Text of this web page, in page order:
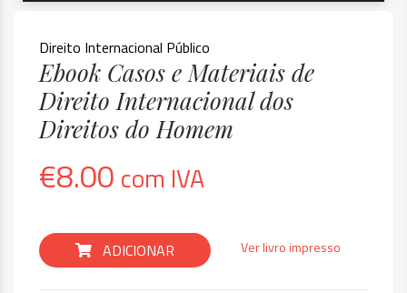
Direito Internacional Público
Ebook Casos e Materiais de
Direito Internacional dos
Direitos do Homem
€8.00 com IVA
ADICIONAR Ver livro impresso